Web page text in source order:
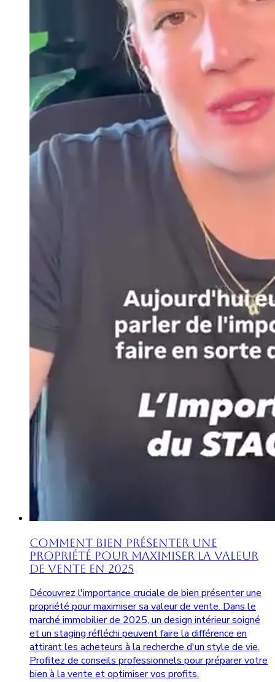
Comment Bien Présenter une
Propriété pour Maximiser la Valeur
de Vente en 2025
Découvrez l'importance cruciale de bien présenter une
propriété pour maximiser sa valeur de vente. Dans le
marché immobilier de 2025, un design intérieur soigné
et un staging réfléchi peuvent faire la différence en
attirant les acheteurs à la recherche d'un style de vie.
Profitez de conseils professionnels pour préparer votre
bien à la vente et optimiser vos profits.